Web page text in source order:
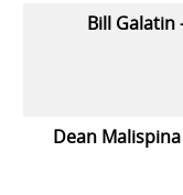
Bill Galatin
Dean